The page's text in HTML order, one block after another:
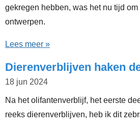
gekregen hebben, was het nu tijd
ontwerpen.
Lees meer »
Dierenverblijven haken
18 jun 2024
Na het olifantenverblijf, het eerste
reeks dierenverblijven, heb ik dit